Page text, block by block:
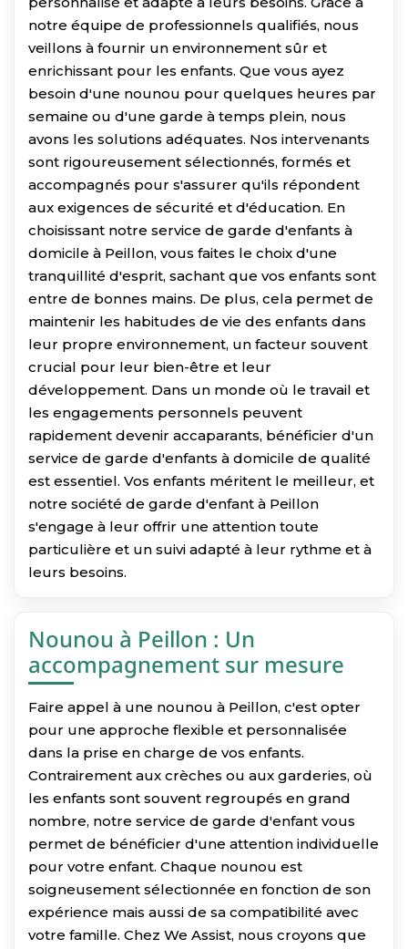
notre équipe de professionnels qualifiés, nous
veillons à fournir un environnement sûr et
enrichissant pour les enfants. Que vous ayez
besoin d'une nounou pour quelques heures par
semaine ou d'une garde à temps plein, nous
avons les solutions adéquates. Nos intervenants
sont rigoureusement sélectionnés, formés et
accompagnés pour s'assurer qu'ils répondent
aux exigences de sécurité et d'éducation. En
choisissant notre service de garde d'enfants à
domicile à Peillon, vous faites le choix d'une
tranquillité d'esprit, sachant que vos enfants sont
entre de bonnes mains. De plus, cela permet de
maintenir les habitudes de vie des enfants dans
leur propre environnement, un facteur souvent
crucial pour leur bien-être et leur
développement. Dans un monde où le travail et
les engagements personnels peuvent
rapidement devenir accaparants, bénéficier d'un
service de garde d'enfants à domicile de qualité
est essentiel. Vos enfants méritent le meilleur, et
notre société de garde d'enfant à Peillon
s'engage à leur offrir une attention toute
particulière et un suivi adapté à leur rythme et à
leurs besoins.
Nounou à Peillon : Un
accompagnement sur mesure
Faire appel à une nounou à Peillon, c'est opter
pour une approche flexible et personnalisée
dans la prise en charge de vos enfants.
Contrairement aux crèches ou aux garderies, où
les enfants sont souvent regroupés en grand
nombre, notre service de garde d'enfant vous
permet de bénéficier d'une attention individuelle
pour votre enfant. Chaque nounou est
soigneusement sélectionnée en fonction de son
expérience mais aussi de sa compatibilité avec
votre famille. Chez We Assist, nous croyons que